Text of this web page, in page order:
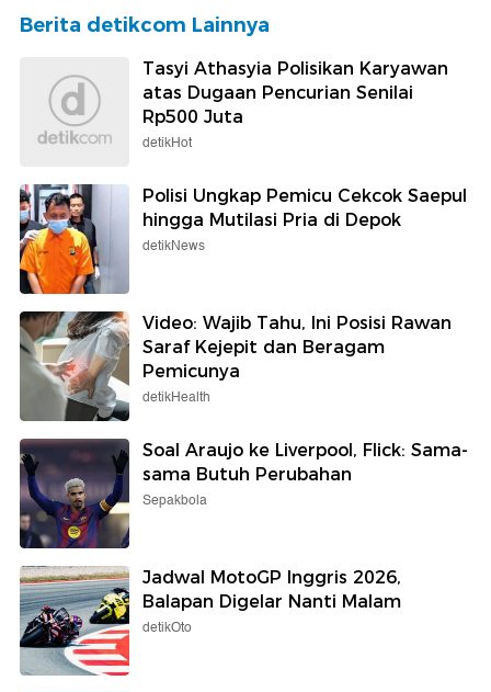
Berita detikcom Lainnya
Tasyi Athasyia Polisikan Karyawan
atas Dugaan Pencurian Senilai
Rp500 Juta
detikHot
Polisi Ungkap Pemicu Cekcok Saepul
hingga Mutilasi Pria di Depok
detikNews
Video: Wajib Tahu, Ini Posisi Rawan
Saraf Kejepit dan Beragam
Pemicunya
detikHealth
Soal Araujo ke Liverpool, Flick: Sama-
sama Butuh Perubahan
Sepakbola
Jadwal MotoGP Inggris 2026,
Balapan Digelar Nanti Malam
detikOto